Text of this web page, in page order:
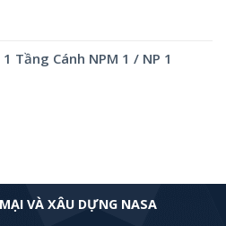
Tầng Cánh NPM 1 / NP 1
VÀ XÂU DỰNG NASA